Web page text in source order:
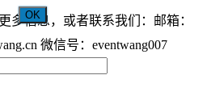
多信息，或者联系我们：邮箱：
微信号：eventwang007
OK